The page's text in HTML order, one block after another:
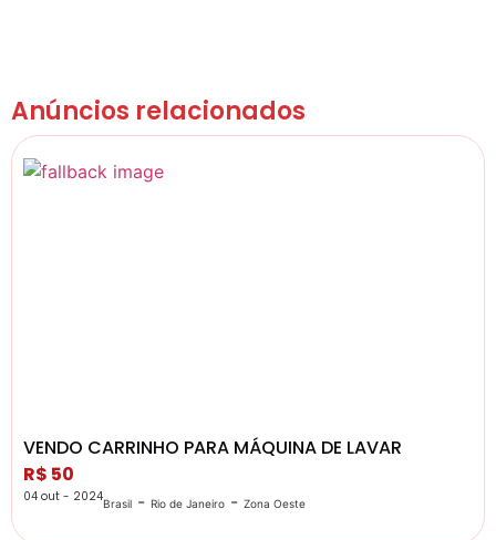
Anúncios relacionados
VENDO CARRINHO PARA MÁQUINA DE LAVAR
R$ 50
04 out - 2024Brasil - Rio de Janeiro - Zona Oeste